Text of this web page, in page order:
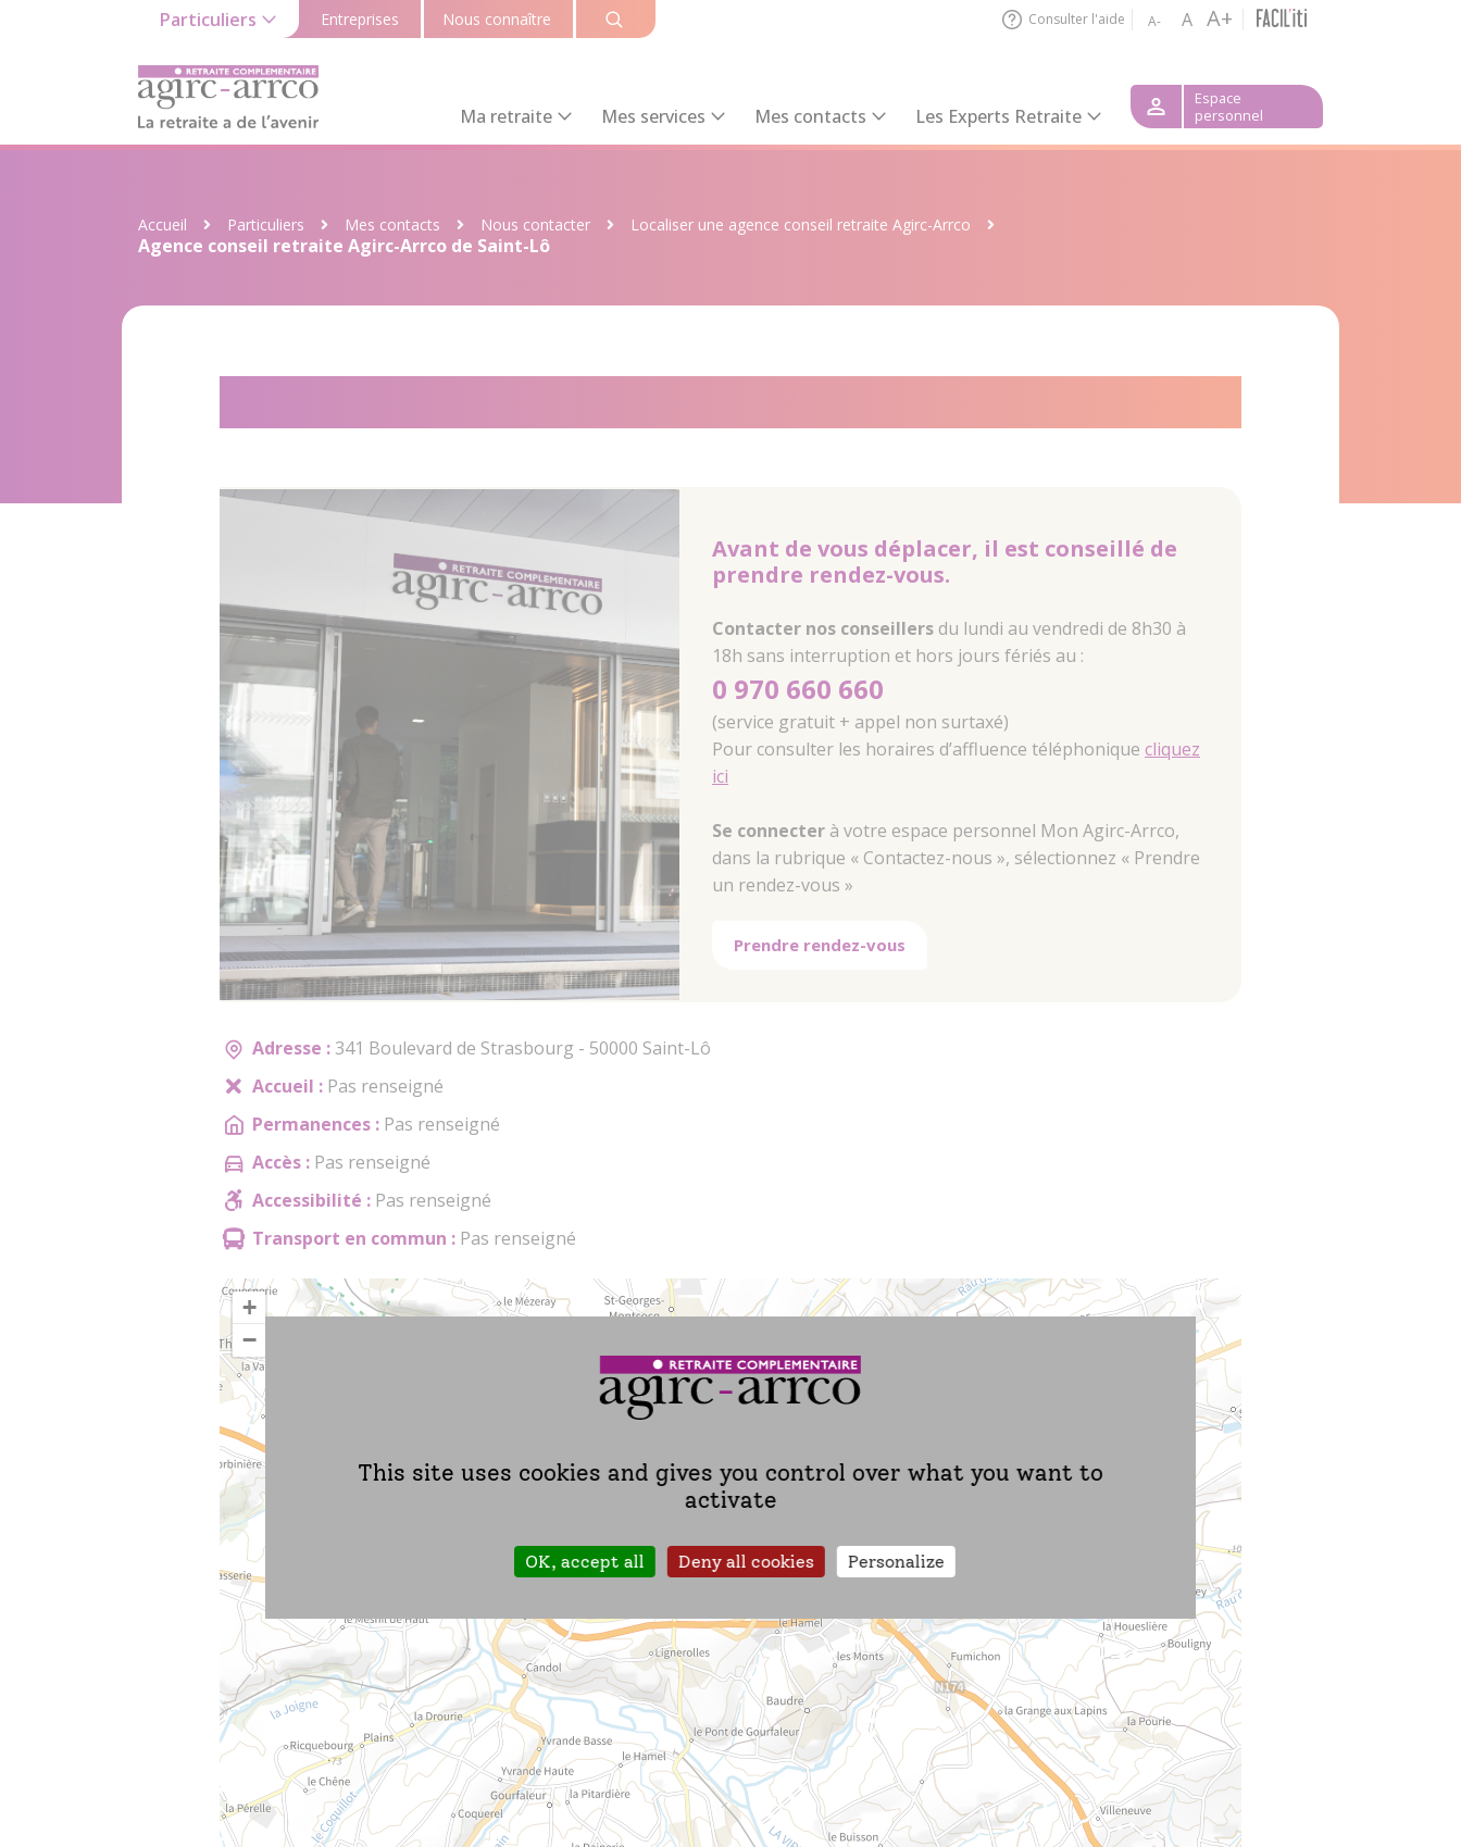
Particuliers Entreprises Nous connaître Consulter l'aide A- A A+
Ma retraite Mes services Mes contacts Les Experts Retraite
Espace
personnel
Accueil Particuliers Mes contacts Nous contacter Localiser une agence conseil retraite Agirc-Arrco
Agence conseil retraite Agirc-Arrco de Saint-Lô
Avant de vous déplacer, il est conseillé de
prendre rendez-vous.
Contacter nos conseillers du lundi au vendredi de 8h30 à
18h sans interruption et hors jours fériés au :
0 970 660 660
(service gratuit + appel non surtaxé)
Pour consulter les horaires d’affluence téléphonique cliquez
ici
Se connecter à votre espace personnel Mon Agirc-Arrco,
dans la rubrique « Contactez-nous », sélectionnez « Prendre
un rendez-vous »
Prendre rendez-vous
Adresse : 341 Boulevard de Strasbourg - 50000 Saint-Lô
Accueil : Pas renseigné
Permanences : Pas renseigné
Accès : Pas renseigné
Accessibilité : Pas renseigné
Transport en commun : Pas renseigné
+
−
This site uses cookies and gives you control over what you want to
activate
OK, accept all Deny all cookies Personalize